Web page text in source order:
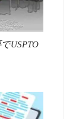
USPTO